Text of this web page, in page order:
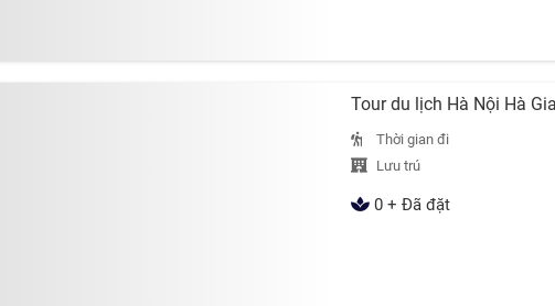
Tour du lịch Hà Nội Hà
Thời gian đi
Lưu trú
0 + Đã đặt